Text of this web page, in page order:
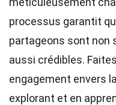
processus garantit
partageons sont non
aussi crédibles.
engagement envers
explorant et en